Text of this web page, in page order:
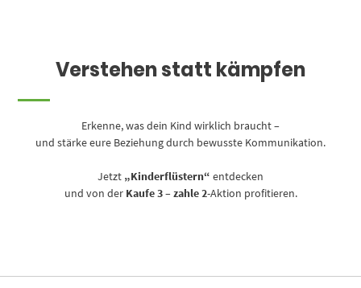
Verstehen statt kämpfen
Erkenne, was dein Kind wirklich braucht –
und stärke eure Beziehung durch bewusste Kommunikation.
Jetzt „Kinderflüstern“ entdecken
und von der Kaufe 3 – zahle 2-Aktion profitieren.